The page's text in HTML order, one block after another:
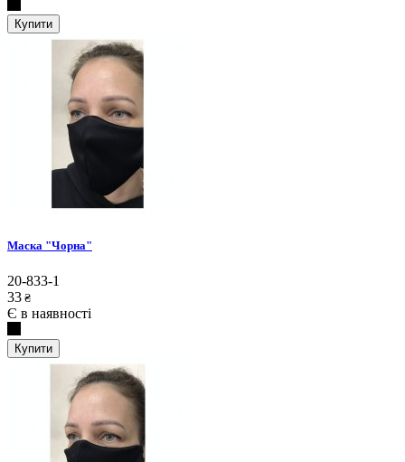
Купити
Маска "Чорна"
20-833-1
33 ₴
Є в наявності
Купити